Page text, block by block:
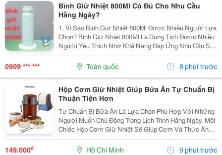
Bình Giữ Nhiệt 800Ml Có Đủ Cho Nhu Cầu
Hằng Ngày?
1. Vì Sao Bình Giữ Nhiệt 800Ml Được Nhiều Người Lựa
Chọn? Bình Giữ Nhiệt 800Ml Là Dung Tích Được Nhiều
Người Yêu Thích Nhờ Khả Năng Đáp Ứng Nhu Cầu Sử
Dụng Trong Nhiều Giờ Mà Vẫn Đảm Bảo Sự Thuận Tiện
Khi Mang Theo. Đây Là Lựa Chọn Phù Hợp Cho Cả...
0909 *** *** Toàn quốc 8 phút trước
Hộp Cơm Giữ Nhiệt Giúp Bữa Ăn Tự Chuẩn Bị
Thuận Tiện Hơn
Tự Chuẩn Bị Bữa Ăn Là Lựa Chọn Phù Hợp Với Những
Người Muốn Chủ Động Trong Lịch Trình Hằng Ngày. Một
Chiếc Hộp Cơm Giữ Nhiệt Sẽ Giúp Cơm Và Thức Ăn
Được Sắp Xếp Gọn Gàng, Thuận Tiện Mang Theo Đến
Trường, Nơi Làm Việc Hoặc Trong Những Chuyến Đi.
149.000₫ Hồ Chí Minh 9 phút trước